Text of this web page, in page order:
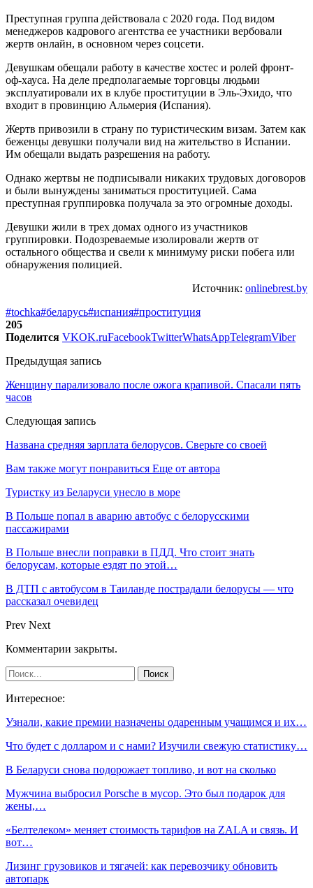
Преступная группа действовала с 2020 года. Под видом
менеджеров кадрового агентства ее участники вербовали
жертв онлайн, в основном через соцсети.
Девушкам обещали работу в качестве хостес и ролей фронт-
оф-хауса. На деле предполагаемые торговцы людьми
эксплуатировали их в клубе проституции в Эль-Эхидо, что
входит в провинцию Альмерия (Испания).
Жертв привозили в страну по туристическим визам. Затем как
беженцы девушки получали вид на жительство в Испании.
Им обещали выдать разрешения на работу.
Однако жертвы не подписывали никаких трудовых договоров
и были вынуждены заниматься проституцией. Сама
преступная группировка получала за это огромные доходы.
Девушки жили в трех домах одного из участников
группировки. Подозреваемые изолировали жертв от
остального общества и свели к минимуму риски побега или
обнаружения полицией.
Источник: onlinebrest.by
#tochka#беларусь#испания#проституция
205
Поделится VKOK.ruFacebookTwitterWhatsAppTelegramViber
Предыдущая запись
Женщину парализовало после ожога крапивой. Спасали пять
часов
Следующая запись
Названа средняя зарплата белорусов. Сверьте со своей
Вам также могут понравиться Еще от автора
Туристку из Беларуси унесло в море
В Польше попал в аварию автобус с белорусскими
пассажирами
В Польше внесли поправки в ПДД. Что стоит знать
белорусам, которые ездят по этой…
В ДТП с автобусом в Таиланде пострадали белорусы — что
рассказал очевидец
Prev Next
Комментарии закрыты.
Интересное:
Узнали, какие премии назначены одаренным учащимся и их…
Что будет с долларом и с нами? Изучили свежую статистику…
В Беларуси снова подорожает топливо, и вот на сколько
Мужчина выбросил Porsche в мусор. Это был подарок для
жены,…
«Белтелеком» меняет стоимость тарифов на ZALA и связь. И
вот…
Лизинг грузовиков и тягачей: как перевозчику обновить
автопарк